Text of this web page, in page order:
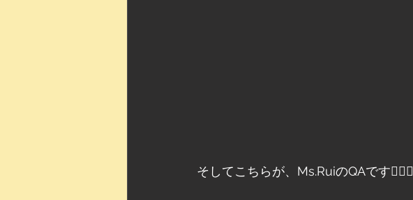
そしてこちらが、Ms.RuiのQAです💁‍♀️✨